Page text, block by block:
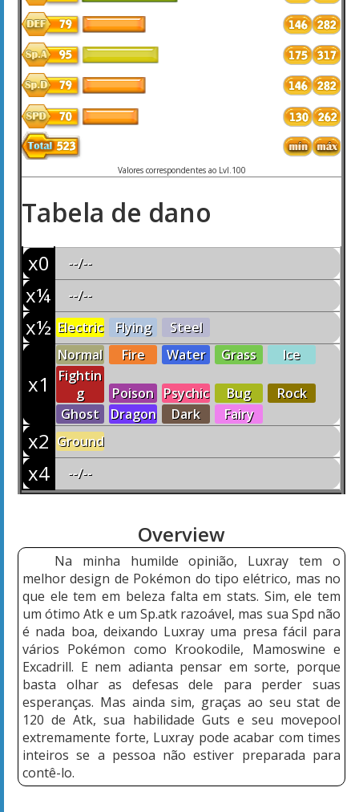
Valores correspondentes ao Lvl.100
Tabela de dano
x0 --/--
x¼ --/--
x½ Electric Flying Steel
x1
Normal Fire Water Grass
Ice
Fightin
g
Poison Psychic Bug
Rock
Ghost
Dragon Dark Fairy
x2 Ground
x4 --/--
Overview
Na minha humilde opinião, Luxray tem o
melhor design de Pokémon do tipo elétrico, mas no
que ele tem em beleza falta em stats. Sim, ele tem
um ótimo Atk e um Sp.atk razoável, mas sua Spd não
é nada boa, deixando Luxray uma presa fácil para
vários Pokémon como Krookodile, Mamoswine e
Excadrill. E nem adianta pensar em sorte, porque
basta olhar as defesas dele para perder suas
esperanças. Mas ainda sim, graças ao seu stat de
120 de Atk, sua habilidade Guts e seu movepool
extremamente forte, Luxray pode acabar com times
inteiros se a pessoa não estiver preparada para
contê-lo.